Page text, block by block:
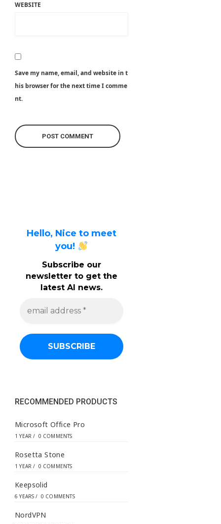
WEBSITE
Save my name, email, and website in t
his browser for the next time I comme
nt.
Hello, Nice to meet
you!
Subscribe our
newsletter to get the
latest AI news.
a
d
s
RECOMMENDED PRODUCTS
Microsoft Office Pro
1 YEAR / 0 COMMENTS
Rosetta Stone
1 YEAR / 0 COMMENTS
Keepsolid
6 YEARS / 0 COMMENTS
NordVPN